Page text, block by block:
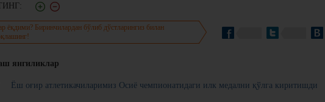
ёқдими? Биринчилардан бўлиб дўстларингиз билан
янгиликлар
Ёш оғир атлетикачиларимиз Осиё чемпионатидаги илк медални қўлга киритишди